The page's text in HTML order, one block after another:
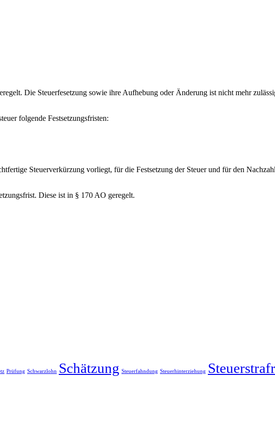
Die Steuerfesetzung sowie ihre Aufhebung oder Änderung ist nicht mehr
folgende Festsetzungsfristen:
Steuerverkürzung vorliegt, für die Festsetzung der Steuer und für den
Diese ist in § 170 AO geregelt.
Prüfung Schwarzlohn Schätzung Steuerfahndung Steuerhinterziehung